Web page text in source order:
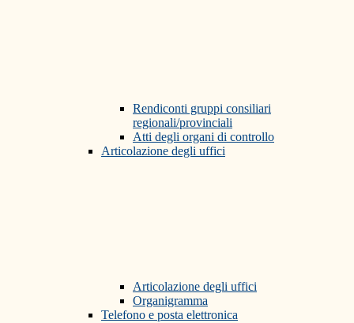
Rendiconti gruppi consiliari
regionali/provinciali
Atti degli organi di controllo
Articolazione degli uffici
Articolazione degli uffici
Organigramma
Telefono e posta elettronica